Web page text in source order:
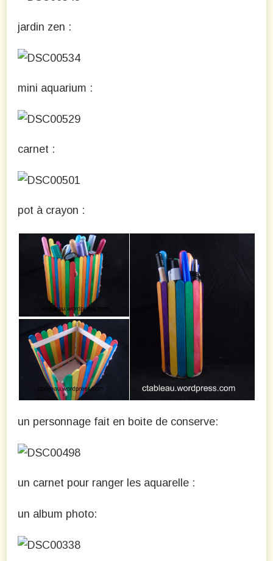
jardin zen :
mini aquarium :
carnet :
pot à crayon :
un personnage fait en boite de conserve:
un carnet pour ranger les aquarelle :
un album photo: